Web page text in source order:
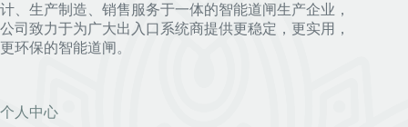
计、生产制造、销售服务于一体的智能道闸生产企业，
公司致力于为广大出入口系统商提供更稳定，更实用，
更环保的智能道闸。
个人中心